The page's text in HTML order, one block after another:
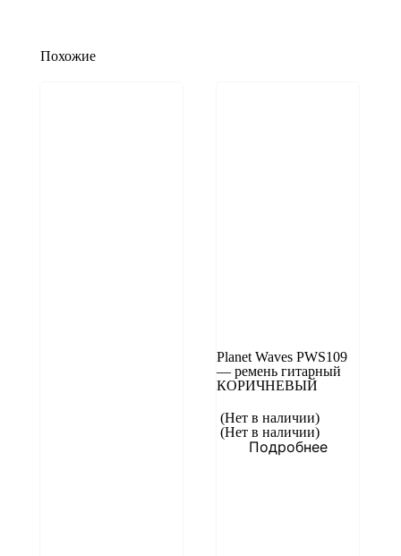
Похожие
Planet Waves PWS109
— ремень гитарный
КОРИЧНЕВЫЙ
(Нет в наличии)
(Нет в наличии)
Подробнее